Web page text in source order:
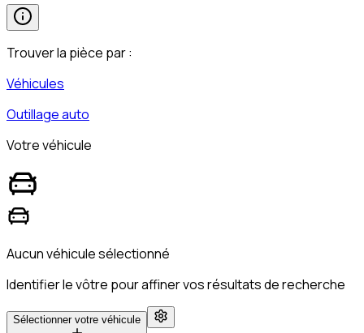
Trouver la pièce par :
Véhicules
Outillage auto
Votre véhicule
Aucun véhicule sélectionné
Identifier le vôtre pour affiner vos résultats de recherche
Sélectionner votre véhicule